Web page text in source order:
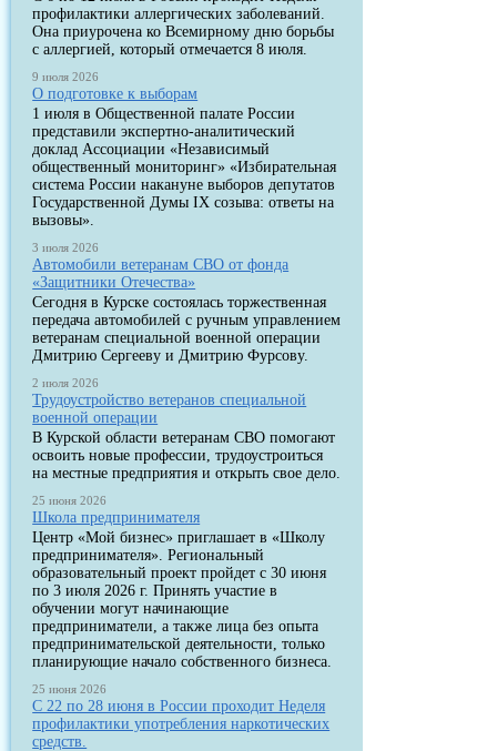
профилактики аллергических заболеваний.
Она приурочена ко Всемирному дню борьбы
с аллергией, который отмечается 8 июля.
9 июля 2026
О подготовке к выборам
1 июля в Общественной палате России
представили экспертно-аналитический
доклад Ассоциации «Независимый
общественный мониторинг» «Избирательная
система России накануне выборов депутатов
Государственной Думы IX созыва: ответы на
вызовы».
3 июля 2026
Автомобили ветеранам СВО от фонда
«Защитники Отечества»
Сегодня в Курске состоялась торжественная
передача автомобилей с ручным управлением
ветеранам специальной военной операции
Дмитрию Сергееву и Дмитрию Фурсову.
2 июля 2026
Трудоустройство ветеранов специальной
военной операции
В Курской области ветеранам СВО помогают
освоить новые профессии, трудоустроиться
на местные предприятия и открыть свое дело.
25 июня 2026
Школа предпринимателя
Центр «Мой бизнес» приглашает в «Школу
предпринимателя». Региональный
образовательный проект пройдет с 30 июня
по 3 июля 2026 г. Принять участие в
обучении могут начинающие
предприниматели, а также лица без опыта
предпринимательской деятельности, только
планирующие начало собственного бизнеса.
25 июня 2026
С 22 по 28 июня в России проходит Неделя
профилактики употребления наркотических
средств.